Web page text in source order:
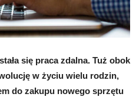
się praca zdalna. Tuż obok
w życiu wielu rodzin,
do zakupu nowego sprzętu